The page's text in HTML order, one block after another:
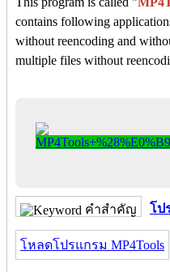
contains following
without reencoding and
multiple files without
คำสำคัญ โป
โหลดโปรแกรม MP4Tools